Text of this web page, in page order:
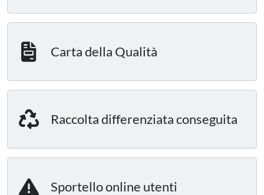
Carta della Qualità
Raccolta differenziata conseguita
Sportello online utenti